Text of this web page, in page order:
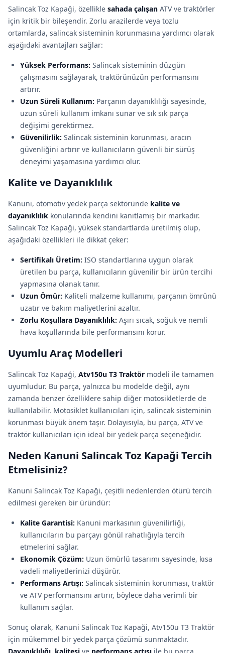
Salincak Toz Kapaği, özellikle sahada çalışan ATV ve traktörler
için kritik bir bileşendir. Zorlu arazilerde veya tozlu
ortamlarda, salincak sisteminin korunmasına yardımcı olarak
aşağıdaki avantajları sağlar:
Yüksek Performans: Salincak sisteminin düzgün
çalışmasını sağlayarak, traktörünüzün performansını
artırır.
Uzun Süreli Kullanım: Parçanın dayanıklılığı sayesinde,
uzun süreli kullanım imkanı sunar ve sık sık parça
değişimi gerektirmez.
Güvenilirlik: Salincak sisteminin korunması, aracın
güvenliğini artırır ve kullanıcıların güvenli bir sürüş
deneyimi yaşamasına yardımcı olur.
Kalite ve Dayanıklılık
Kanuni, otomotiv yedek parça sektöründe kalite ve
dayanıklılık konularında kendini kanıtlamış bir markadır.
Salincak Toz Kapaği, yüksek standartlarda üretilmiş olup,
aşağıdaki özellikleri ile dikkat çeker:
Sertifikalı Üretim: ISO standartlarına uygun olarak
üretilen bu parça, kullanıcıların güvenilir bir ürün tercihi
yapmasına olanak tanır.
Uzun Ömür: Kaliteli malzeme kullanımı, parçanın ömrünü
uzatır ve bakım maliyetlerini azaltır.
Zorlu Koşullara Dayanıklılık: Aşırı sıcak, soğuk ve nemli
hava koşullarında bile performansını korur.
Uyumlu Araç Modelleri
Salincak Toz Kapaği, Atv150u T3 Traktör modeli ile tamamen
uyumludur. Bu parça, yalnızca bu modelde değil, aynı
zamanda benzer özelliklere sahip diğer motosikletlerde de
kullanılabilir. Motosiklet kullanıcıları için, salincak sisteminin
korunması büyük önem taşır. Dolayısıyla, bu parça, ATV ve
traktör kullanıcıları için ideal bir yedek parça seçeneğidir.
Neden Kanuni Salincak Toz Kapaği Tercih
Etmelisiniz?
Kanuni Salincak Toz Kapaği, çeşitli nedenlerden ötürü tercih
edilmesi gereken bir üründür:
Kalite Garantisi: Kanuni markasının güvenilirliği,
kullanıcıların bu parçayı gönül rahatlığıyla tercih
etmelerini sağlar.
Ekonomik Çözüm: Uzun ömürlü tasarımı sayesinde, kısa
vadeli maliyetlerinizi düşürür.
Performans Artışı: Salincak sisteminin korunması, traktör
ve ATV performansını artırır, böylece daha verimli bir
kullanım sağlar.
Sonuç olarak, Kanuni Salincak Toz Kapaği, Atv150u T3 Traktör
için mükemmel bir yedek parça çözümü sunmaktadır.